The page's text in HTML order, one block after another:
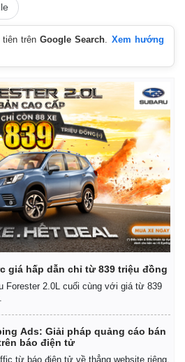
Ô tô - Xe máy
Ô tô
Xe máy
Tư vấn
tiên trênGoogle Search. Xem hướng
giá hấp dẫn chỉ từ 839 triệu đồng
Forester 2.0L cuối cùng với giá từ 839
Ads: Giải pháp quảng cáo bán
báo điện tử
từ báo điện tử về thẳng website riêng.